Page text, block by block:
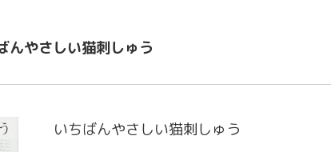
んやさしい猫刺しゅう
いちばんやさしい猫刺しゅう